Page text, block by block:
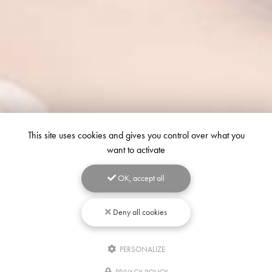
Écrivez-
This site uses cookies and gives you control over what you
want to activate
OK, accept all
Deny all cookies
PERSONALIZE